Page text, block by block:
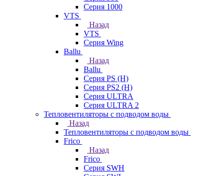
Серия 1000
VTS
Назад
VTS
Серия Wing
Ballu
Назад
Ballu
Серия PS (H)
Серия PS2 (H)
Серия ULTRA
Серия ULTRA 2
Тепловентиляторы с подводом воды
Назад
Тепловентиляторы с подводом воды
Frico
Назад
Frico
Серия SWH